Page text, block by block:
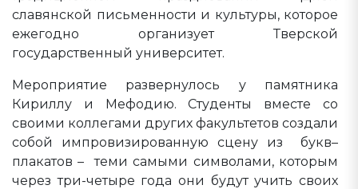
славянской письменности и культуры, которое
ежегодно организует Тверской
государственный университет.
Мероприятие развернулось у памятника
Кириллу и Мефодию. Студенты вместе со
своими коллегами других факультетов создали
собой импровизированную сцену из букв–
плакатов – теми самыми символами, которым
через три-четыре года они будут учить своих